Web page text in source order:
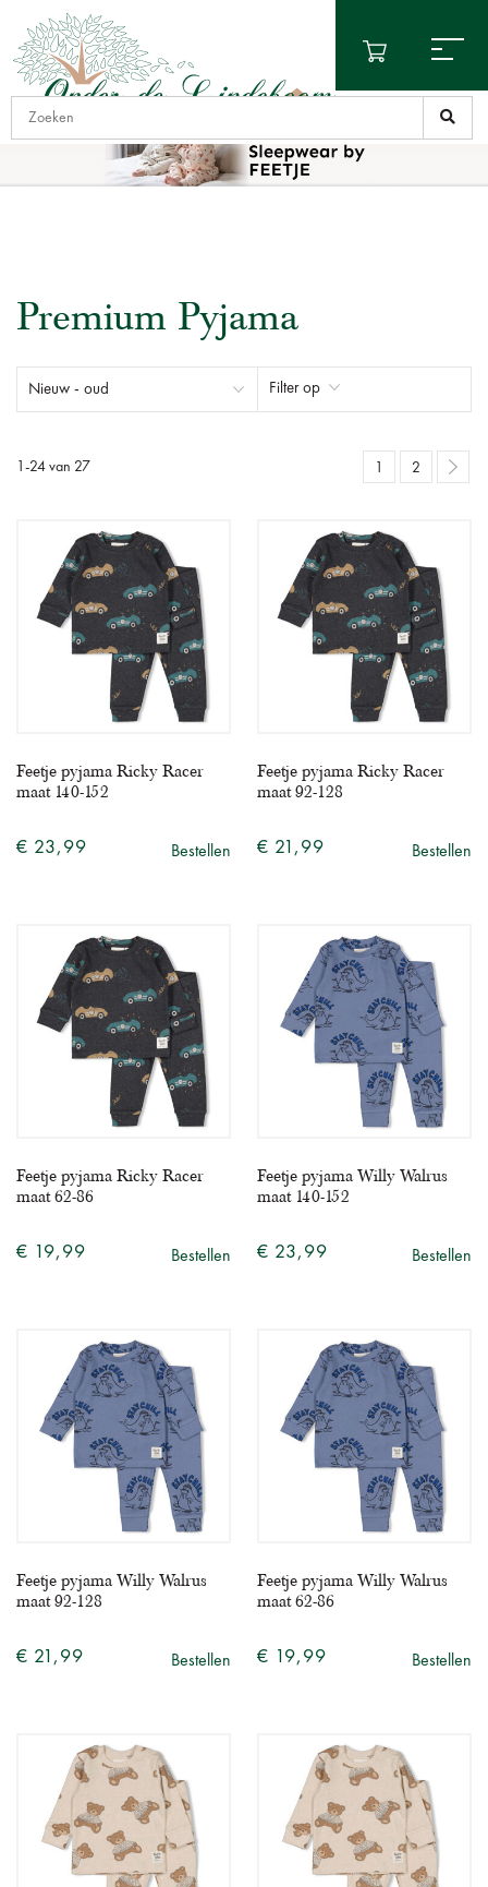
Premium Pyjama
Filter op
-24 van 27 2
Feetje pyjama Ricky Racer
maat 140-152
€ 23,99 Bestellen
Feetje pyjama Ricky Racer
maat 92-128
€ 21,99 Bestellen
Feetje pyjama Ricky Racer
maat 62-86
€ 19,99 Bestellen
Feetje pyjama Willy Walrus
maat 140-152
€ 23,99 Bestellen
Feetje pyjama Willy Walrus
maat 92-128
€ 21,99 Bestellen
Feetje pyjama Willy Walrus
maat 62-86
€ 19,99 Bestellen